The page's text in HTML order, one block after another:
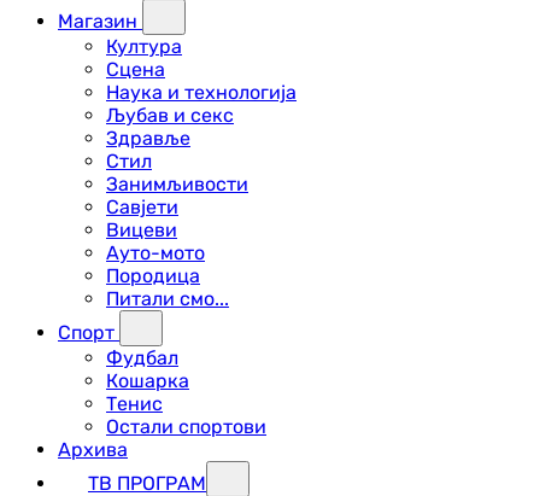
Магазин
Култура
Сцена
Наука и технологија
Љубав и секс
Здравље
Стил
Занимљивости
Савјети
Вицеви
Ауто-мото
Породица
Питали смо...
Спорт
Фудбал
Кошарка
Тенис
Остали спортови
Архива
ТВ ПРОГРАМ